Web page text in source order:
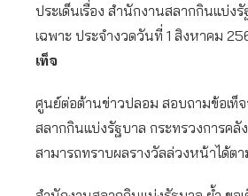
ประเด็นเรื่อง สำนักงานสลากกินแบ่งรั
เฉพาะ ประจำงวดวันที่ 1 สิงหาคม
เท็จ
ศูนย์ต่อต้านข่าวปลอม สอบถามข้อเท็
สลากกินแบ่งรัฐบาล กระทรวงการคลั
สามารถทราบผลรางวัลล่วงหน้าได้ต